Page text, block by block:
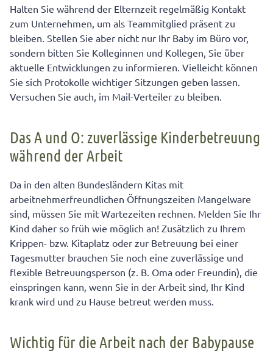
Halten Sie während der Elternzeit regelmäßig Kontakt
zum Unternehmen, um als Teammitglied präsent zu
bleiben. Stellen Sie aber nicht nur Ihr Baby im Büro vor,
sondern bitten Sie Kolleginnen und Kollegen, Sie über
aktuelle Entwicklungen zu informieren. Vielleicht können
Sie sich Protokolle wichtiger Sitzungen geben lassen.
Versuchen Sie auch, im Mail-Verteiler zu bleiben.
Das A und O: zuverlässige Kinderbetreuung
während der Arbeit
Da in den alten Bundesländern Kitas mit
arbeitnehmerfreundlichen Öffnungszeiten Mangelware
sind, müssen Sie mit Wartezeiten rechnen. Melden Sie Ihr
Kind daher so früh wie möglich an! Zusätzlich zu Ihrem
Krippen- bzw. Kitaplatz oder zur Betreuung bei einer
Tagesmutter brauchen Sie noch eine zuverlässige und
flexible Betreuungsperson (z. B. Oma oder Freundin), die
einspringen kann, wenn Sie in der Arbeit sind, Ihr Kind
krank wird und zu Hause betreut werden muss.
Wichtig für die Arbeit nach der Babypause